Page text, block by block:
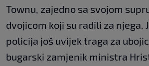
Townu, zajedno sa svojom
dvojicom koji su radili za njega.
policija još uvijek traga za
bugarski zamjenik ministra